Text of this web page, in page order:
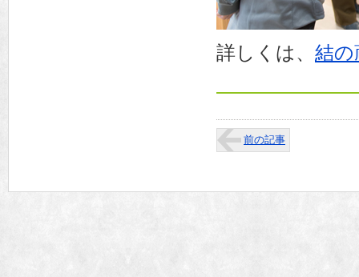
詳しくは、 結の
前の記事